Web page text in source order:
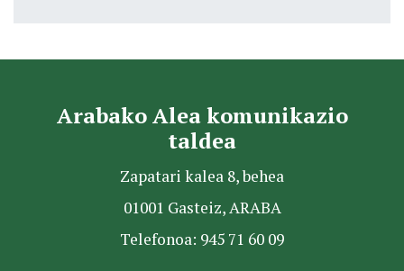
Arabako Alea komunikazio
taldea
Zapatari kalea 8, behea
01001 Gasteiz, ARABA
Telefonoa: 945 71 60 09